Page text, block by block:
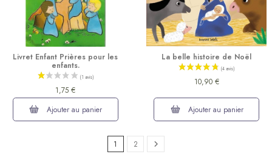
Livret Enfant Prières pour les
enfants.
1,75 €
Ajouter au panier
La belle histoire de Noël
10,90 €
Ajouter au panier
1 2